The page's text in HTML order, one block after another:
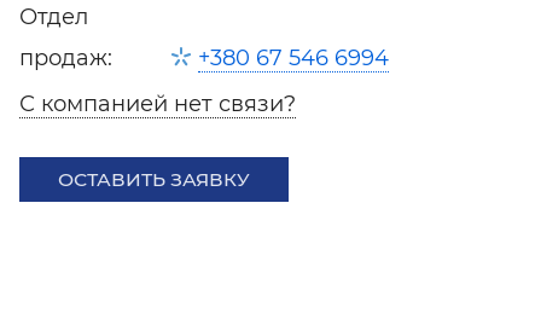
Отдел
продаж:
+380 67 546 6994
С компанией нет связи?
ОСТАВИТЬ ЗАЯВКУ